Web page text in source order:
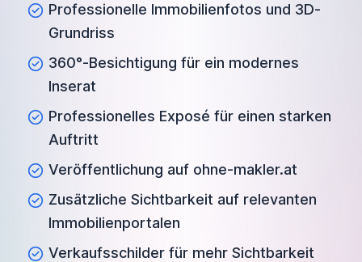
Professionelle Immobilienfotos und 3D-
Grundriss
360°-Besichtigung für ein modernes
Inserat
Professionelles Exposé für einen starken
Auftritt
Veröffentlichung auf ohne-makler.at
Zusätzliche Sichtbarkeit auf relevanten
Immobilienportalen
Verkaufsschilder für mehr Sichtbarkeit